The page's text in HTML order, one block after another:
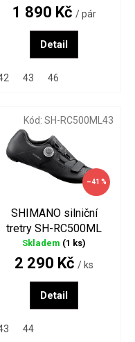
1 890 Kč / pár
Detail
43 46
–41 %
SHIMANO silniční
tretry SH-RC500ML
černé
Skladem (1 ks)
2 290 Kč / ks
Detail
44
Kód: SH-RC500ML43